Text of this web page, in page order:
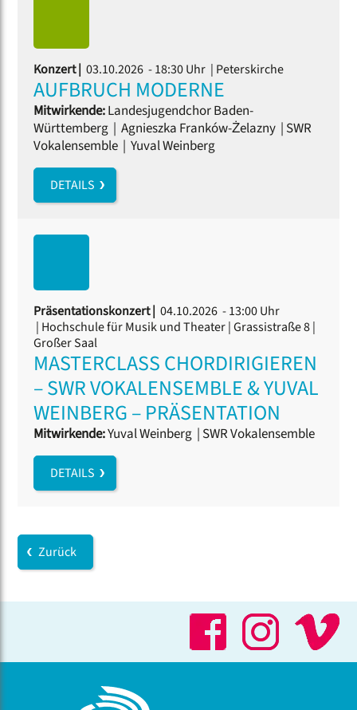
Konzert | 03.10.2026 - 18:30 Uhr | Peterskirche
AUFBRUCH MODERNE
Mitwirkende:Landesjugendchor Baden-
Württemberg | Agnieszka Franków-Żelazny | SWR
Vokalensemble | Yuval Weinberg
DETAILS
Präsentationskonzert | 04.10.2026 - 13:00 Uhr
| Hochschule für Musik und Theater | Grassistraße 8 |
Großer Saal
MASTERCLASS CHORDIRIGIEREN
– SWR VOKALENSEMBLE & YUVAL
WEINBERG – PRÄSENTATION
Mitwirkende:Yuval Weinberg | SWR Vokalensemble
DETAILS
Zurück